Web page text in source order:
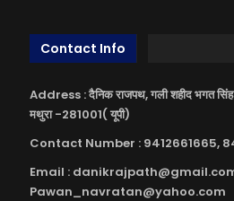
Contact Info
Address : दैनिक राजपथ, गली शहीद भगत
मथुरा -281001( यूपी)
Contact Number : 9412661665,
Email :
Pawan_navratan@yahoo.com